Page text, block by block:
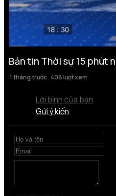
Bản tin Thời sự 15 phút
1 tháng trước 406 lượt xem
Lời bình của bạn
Gửi ý kiến